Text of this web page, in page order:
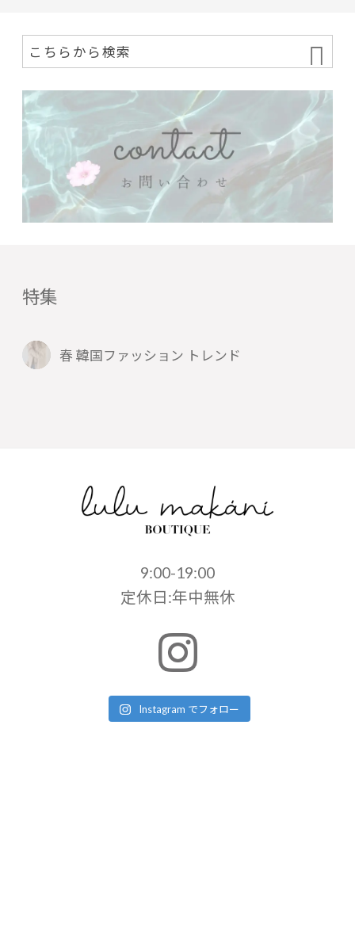
特集
春 韓国ファッション トレンド
9:00-19:00
定休日:年中無休
Instagram でフォロー